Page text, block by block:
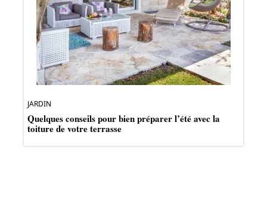
JARDIN
Quelques conseils pour bien préparer l’été avec la
toiture de votre terrasse